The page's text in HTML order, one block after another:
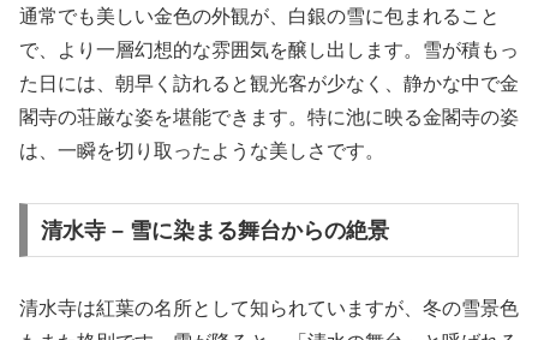
通常でも美しい金色の外観が、白銀の雪に包まれること
で、より一層幻想的な雰囲気を醸し出します。雪が積もっ
た日には、朝早く訪れると観光客が少なく、静かな中で金
閣寺の荘厳な姿を堪能できます。特に池に映る金閣寺の姿
は、一瞬を切り取ったような美しさです。
清水寺 – 雪に染まる舞台からの絶景
清水寺は紅葉の名所として知られていますが、冬の雪景色